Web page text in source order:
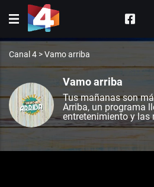
Canal 4 >Vamo arriba
Vamo arriba
Tus mañanas son
Arriba, un programa
entretenimiento y las